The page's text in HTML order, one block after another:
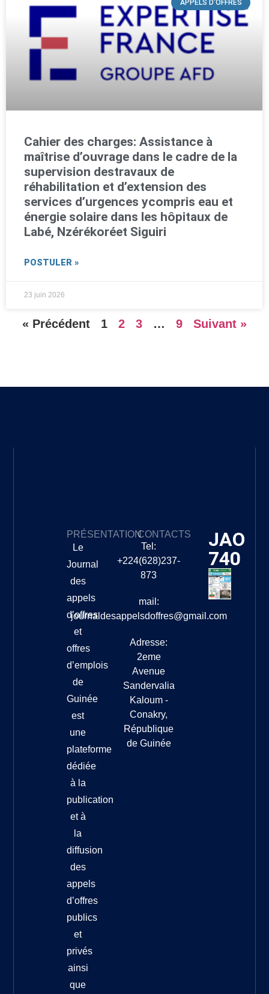
APPELS D'OFFRES
Cahier des charges: Assistance à
maîtrise d’ouvrage dans le cadre de la
supervision destravaux de
réhabilitation et d’extension des
services d’urgences ycompris eau et
énergie solaire dans les hôpitaux de
Labé, Nzérékoréet Siguiri
POSTULER »
23 juin 2026
« Précédent 1 2 3 … 9 Suivant »
PRÉSENTATION
Le
Journal
des
appels
d’offres
et
offres
d’emplois
de
Guinée
est
une
plateforme
dédiée
à la
publication
et à
la
diffusion
des
appels
d’offres
publics
et
privés
ainsi
que
CONTACTS
Tel:
+224(628)237-
873
mail:
journaldesappelsdoffres@gmail.com
Adresse:
2eme
Avenue
Sandervalia
Kaloum -
Conakry,
République
de Guinée
JAO
740